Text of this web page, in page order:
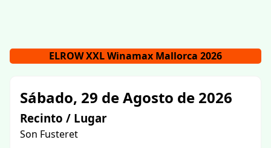
ELROW XXL Winamax Mallorca 2026
Sábado, 29 de Agosto de 2026
Recinto / Lugar
Son Fusteret